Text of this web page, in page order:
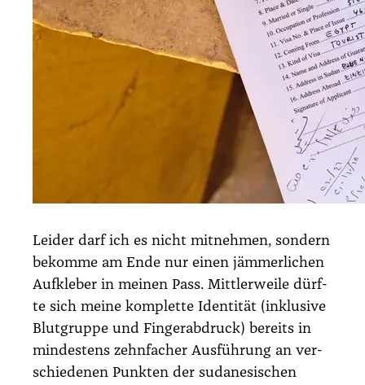
Lei­der darf ich es nicht mit­neh­men, son­dern
bekom­me am Ende nur einen jäm­mer­li­chen
Auf­kle­ber in mei­nen Pass. Mitt­ler­wei­le dürf­
te sich mei­ne kom­plet­te Iden­ti­tät (inklu­si­ve
Blut­grup­pe und Fin­ger­ab­druck) bereits in
min­des­tens zehn­fa­cher Aus­füh­rung an ver­
schie­de­nen Punk­ten der suda­ne­si­schen